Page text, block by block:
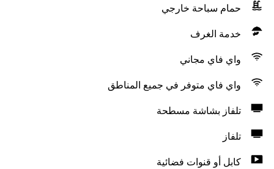
حمام سباحة خارجي
خدمة الغرف
واي فاي مجاني
واي فاي متوفر في جميع المناطق
تلفاز بشاشة مسطحة
تلفاز
كابل أو قنوات فضائية